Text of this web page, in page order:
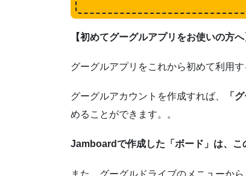
【初めてグーグルアプリをお使いの方へ
グーグルアプリをこれから初めて利用す
グーグルアカウントを作成すれば、 「
めることができます。。
Jamboardで作成した「ボード」は、こ
また、グーグルドライブのメニューか